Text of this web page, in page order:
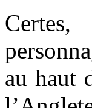
au haut